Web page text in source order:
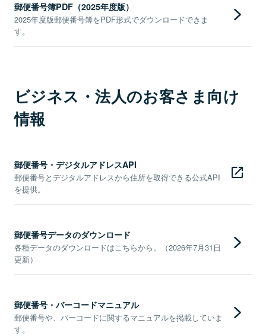
郵便番号簿PDF（2025年度版）
2025年度版郵便番号簿をPDF形式でダウンロードできま
す。
ビジネス・法人のお客さま向け
情報
郵便番号・デジタルアドレスAPI
郵便番号とデジタルアドレスから住所を取得できる公式API
を提供。
郵便番号データのダウンロード
各種データのダウンロードはこちらから。（2026年7月31日
更新）
郵便番号・バーコードマニュアル
郵便番号や、バーコードに関するマニュアルを掲載していま
す。